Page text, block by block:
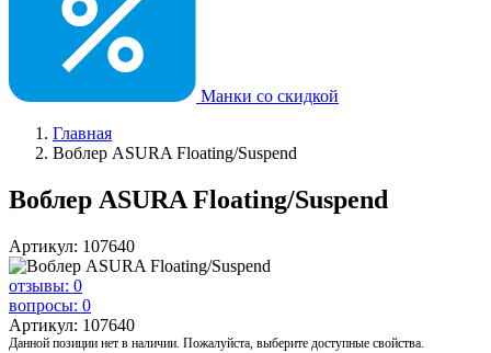
Манки со скидкой
Главная
Воблер ASURA Floating/Suspend
Воблер ASURA Floating/Suspend
Артикул: 107640
отзывы: 0
вопросы: 0
Артикул: 107640
Данной позиции нет в наличии. Пожалуйста, выберите доступные свойства.